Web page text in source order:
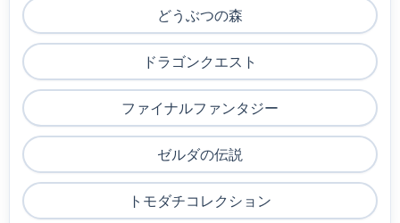
どうぶつの森
ドラゴンクエスト
ファイナルファンタジー
ゼルダの伝説
トモダチコレクション